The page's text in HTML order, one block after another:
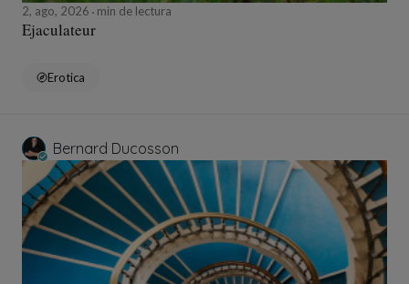
2, ago, 2026 min de lectura
Ejaculateur
Erotica
Bernard Ducosson